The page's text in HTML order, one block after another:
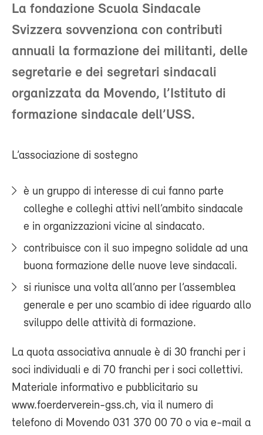
La fondazione Scuola Sindacale
Svizzera sovvenziona con contributi
annuali la formazione dei militanti, delle
segretarie e dei segretari sindacali
organizzata da Movendo, l’Istituto di
formazione sindacale dell’USS.
L’associazione di sostegno
è un gruppo di interesse di cui fanno parte
colleghe e colleghi attivi nell’ambito sindacale
e in organizzazioni vicine al sindacato.
contribuisce con il suo impegno solidale ad una
buona formazione delle nuove leve sindacali.
si riunisce una volta all’anno per l’assemblea
generale e per uno scambio di idee riguardo allo
sviluppo delle attività di formazione.
La quota associativa annuale è di 30 franchi per i
soci individuali e di 70 franchi per i soci collettivi.
Materiale informativo e pubblicitario su
www.foerderverein-gss.ch, via il numero di
telefono di Movendo 031 370 00 70 o via e-mail a